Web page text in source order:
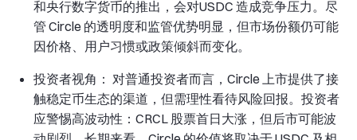
和央行数字货币的推出，会对USDC 造成竞争压力。尽
管 Circle 的透明度和监管优势明显，但市场份额仍可能
因价格、用户习惯或政策倾斜而变化。
投资者视角： 对普通投资者而言，Circle 上市提供了接
触稳定币生态的渠道，但需理性看待风险回报。投资者
应警惕高波动性：CRCL 股票首日大涨，但后市可能波